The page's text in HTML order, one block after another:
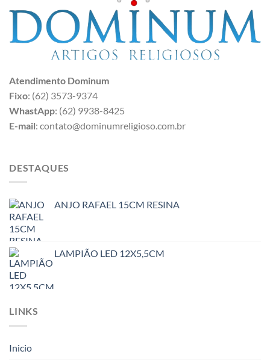
Atendimento Dominum
Fixo: (62) 3573-9374
WhastApp: (62) 9938-8425
E-mail: contato@dominumreligioso.com.br
DESTAQUES
ANJO RAFAEL 15CM RESINA
LAMPIÃO LED 12X5,5CM
LINKS
Inicio